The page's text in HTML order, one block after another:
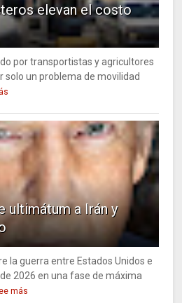
elevan el costo
por transportistas y agricultores
solo un problema de movilidad
ultimátum a Irán y
la guerra entre Estados Unidos e
2026 en una fase de máxima
más